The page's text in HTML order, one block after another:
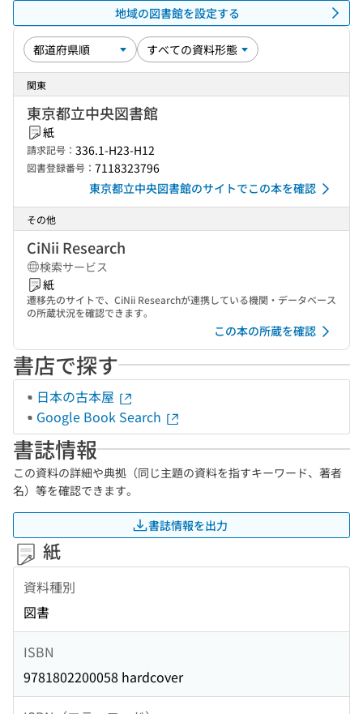
地域の図書館を設定する
関東
東京都立中央図書館
紙
請求記号： 336.1-H23-H12
図書登録番号： 7118323796
東京都立中央図書館のサイトでこの本を確認
その他
CiNii Research
検索サービス
紙
遷移先のサイトで、CiNii Researchが連携している機関・データベース
の所蔵状況を確認できます。
この本の所蔵を確認
書店で探す
日本の古本屋
Google Book Search
書誌情報
この資料の詳細や典拠（同じ主題の資料を指すキーワード、著者
名）等を確認できます。
書誌情報を出力
紙
資料種別
図書
ISBN
9781802200058 hardcover